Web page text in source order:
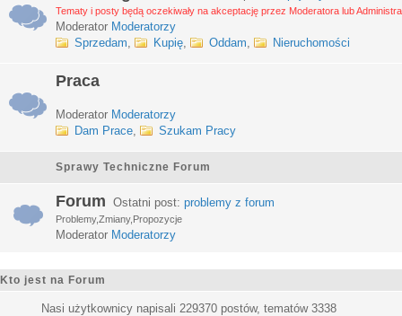
Tematy i posty będą oczekiwały na akceptację przez Moderatora lub
Moderator Moderatorzy
Sprzedam, Kupię, Oddam, Nieruchomości
Praca
Moderator Moderatorzy
Dam Prace, Szukam Pracy
Sprawy Techniczne Forum
Forum Ostatni post: problemy z forum
Problemy,Zmiany,Propozycje
Moderator Moderatorzy
Kto jest na Forum
Nasi użytkownicy napisali 229370 postów, tematów 3338